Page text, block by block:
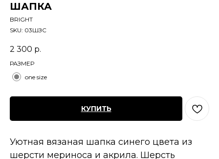
ШАПКА
BRIGHT
SKU: 03ШЗС
2 300 р.
РАЗМЕР
one size
КУПИТЬ
Уютная вязаная шапка синего цвета из
шерсти мериноса и акрила. Шерсть